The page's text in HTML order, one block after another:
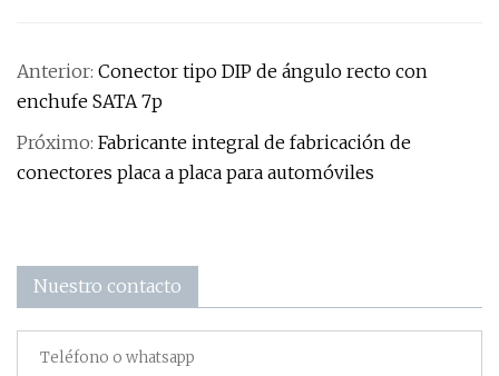
Anterior: Conector tipo DIP de ángulo recto con
enchufe SATA 7p
Próximo: Fabricante integral de fabricación de
conectores placa a placa para automóviles
Nuestro contacto